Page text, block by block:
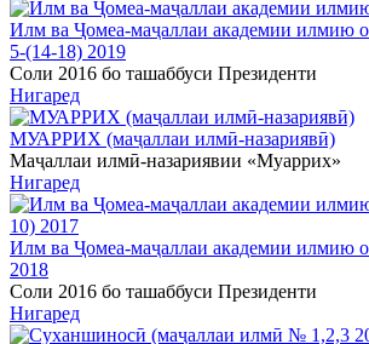
Илм ва Ҷомеа-маҷаллаи академии илмию
5-(14-18) 2019
Соли 2016 бо ташаббуси Президенти
Нигаред
МУАРРИХ (маҷаллаи илмӣ-назариявӣ)
Маҷаллаи илмӣ-назариявии «Муаррих»
Нигаред
Илм ва Ҷомеа-маҷаллаи академии илмию
2018
Соли 2016 бо ташаббуси Президенти
Нигаред